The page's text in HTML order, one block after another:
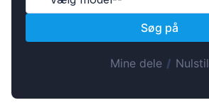
Lietuvių
Slovenian
Søg på
Mine dele/ Nulstil